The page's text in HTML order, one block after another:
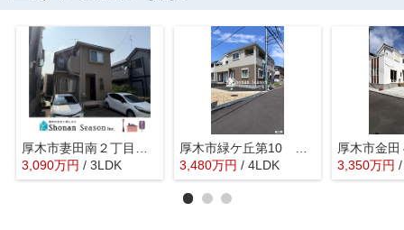
厚木市妻田南２丁目 中古戸建 30.62坪
3,090万円 / 3LDK
厚木市緑ケ丘第10 新築戸建 全1棟
3,480万円 / 4LDK 3,350万円